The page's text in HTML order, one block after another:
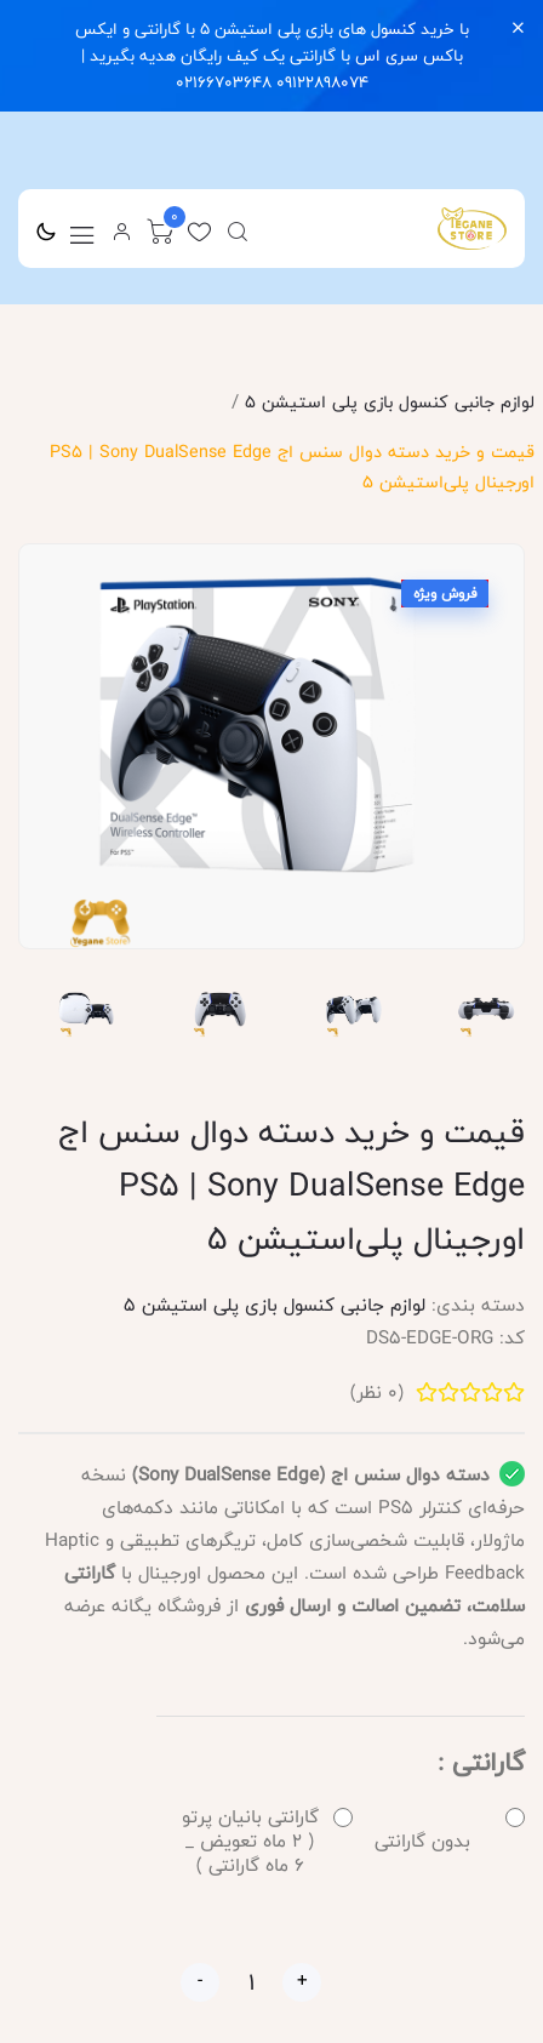
با خرید کنسول های بازی پلی استیشن 5 با گارانتی و ایکس
باکس سری اس با گارانتی یک کیف رایگان هدیه بگیرید |
09122898074 02166703648
0
لوازم جانبی کنسول بازی پلی استیشن 5 /
قیمت و خرید دسته دوال سنس اج PS5 | Sony DualSense Edge
اورجینال پلی‌استیشن ۵
فروش ویژه
قیمت و خرید دسته دوال سنس اج
PS5 | Sony DualSense Edge
اورجینال پلی‌استیشن ۵
دسته بندی: لوازم جانبی کنسول بازی پلی استیشن 5
کد: DS5-EDGE-ORG
(
0 نظر)
دسته دوال سنس اج (Sony DualSense Edge)
نسخه
حرفه‌ای کنترلر PS5 است که با امکاناتی مانند دکمه‌های
ماژولار، قابلیت شخصی‌سازی کامل، تریگرهای تطبیقی و Haptic
Feedback طراحی شده است. این محصول اورجینال با
گارانتی
سلامت، تضمین اصالت و ارسال فوری از فروشگاه یگانه عرضه
می‌شود.
گارانتی :
بدون گارانتی
گارانتی بانیان پرتو
( 2 ماه تعویض _
6 ماه گارانتی )
- +